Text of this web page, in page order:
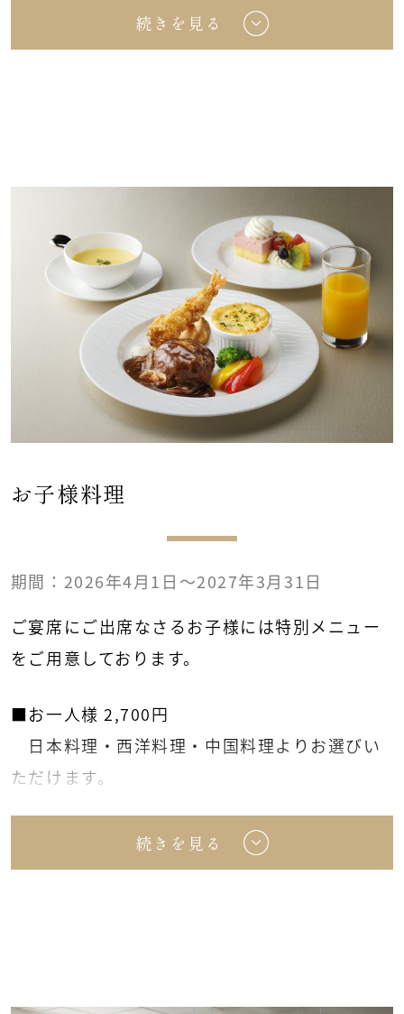
■お一人様 1,600円コース
オレンジ・アップル・ウーロン茶
【30名様より】
和洋・和中・洋中折衷料理よりお選びいただ
■プランB お一人様 12,000円
和洋中折衷料理をご用意しております。
＜お飲み物プラン＞※2時間フリードリンク
■お一人様 2,500円コース
イスキー
ビール・焼酎(芋・麦)・ワイン(赤・白)・ウイ
スキー
日本酒・冷酒・紹興酒・カクテル3種*¹
ノンアルコールビール・オレンジ・ウーロン
茶
*¹ピーチソーダ・ライチソーダ・レモンサ
続きを見る
お子様料理
期間：2026年4月1日～2027年3月31日
ご宴席にご出席なさるお子様には特別メニュー
をご用意しております。
■お一人様 2,700円
日本料理・西洋料理・中国料理よりお選びい
ただけます。
■お一人様 3,700円
日本料理・西洋料理・中国料理よりお選びい
続きを見る